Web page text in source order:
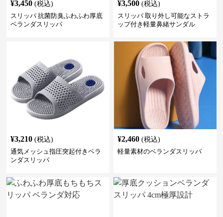
¥3,450 (税込)
スリッパ 抗菌防臭ふわふわ厚底
ベランダスリッパ
¥3,500 (税込)
スリッパ 取り外し可能なストラ
ップ付き軽量鼻緒サンダル
¥3,210 (税込)
通気メッシュ指圧突起付きベラ
ンダスリッパ
¥2,460 (税込)
軽量素材のベランダスリッパ